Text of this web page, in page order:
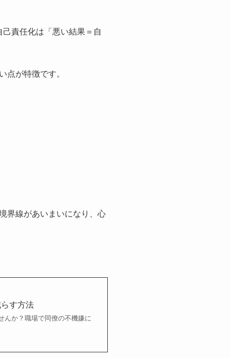
責任化は「悪い結果＝自
点が特徴です。
界線があいまいになり、心
す方法
んか？職場で同僚の不機嫌に